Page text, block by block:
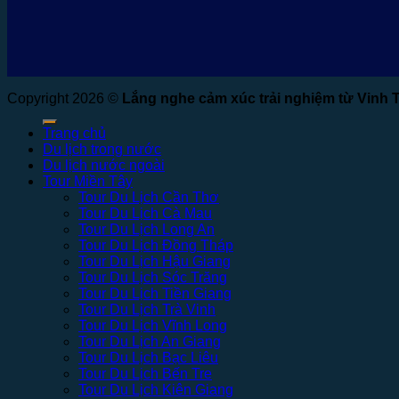
Copyright 2026 © Lắng nghe cảm xúc trải nghiệm từ Vinh
Trang chủ
Du lịch trong nước
Du lịch nước ngoài
Tour Miền Tây
Tour Du Lịch Cần Thơ
Tour Du Lịch Cà Mau
Tour Du Lịch Long An
Tour Du Lịch Đồng Tháp
Tour Du Lịch Hậu Giang
Tour Du Lịch Sóc Trăng
Tour Du Lịch Tiền Giang
Tour Du Lịch Trà Vinh
Tour Du Lịch Vĩnh Long
Tour Du Lịch An Giang
Tour Du Lịch Bạc Liêu
Tour Du Lịch Bến Tre
Tour Du Lịch Kiên Giang